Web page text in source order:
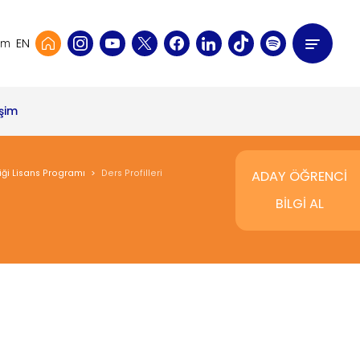
EN
Lisans Programı Ders Profilleri
ADAY ÖĞRENCİ
BİLGİ AL